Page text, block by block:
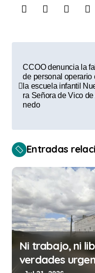
a
c
i
ó
n
d
e
e
CCOO denuncia la
de personal operario
la escuela infantil
ra Señora de Vico de
nedo
Entradas
Ni trabajo, ni
verdades